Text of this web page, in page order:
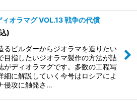
オラマグ VOL.13 戦争の代償
)
るビルダーからジオラマを造りたい
目指したいジオラマ製作の方法が詰
がディオラマグです。多数の工程写
細に解説していく今号はロシアによ
侵攻に触発さ…